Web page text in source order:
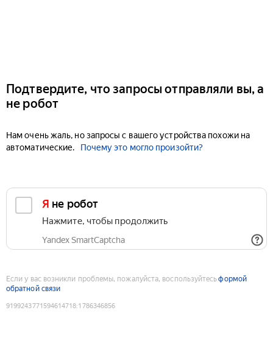
Подтвердите, что запросы отправляли вы, а
не робот
Нам очень жаль, но запросы с вашего устройства похожи на
автоматические.
Почему это могло произойти?
Я не робот
Нажмите, чтобы продолжить
Yandex SmartCaptcha
Если у вас возникли проблемы, пожалуйста, воспользуйтесьформой
обратной связи
9199243771594614718:1786346856